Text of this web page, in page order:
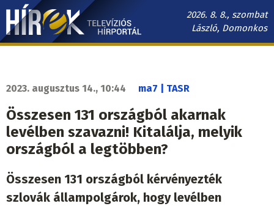
Ugrás
tartalomra
2026. 8. 8., szombat
László, Domonkos
Hírek.sk
2023. augusztus 14., 10:44 ma7 | TASR
Összesen 131 országból akarnak
levélben szavazni! Kitalálja, melyik
országból a legtöbben?
Összesen 131 országból kérvényezték
szlovák állampolgárok, hogy levélben